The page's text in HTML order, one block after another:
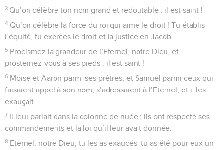
3 Qu’on célèbre ton nom grand et redoutable : il est saint !
4 Qu’on célèbre la force du roi qui aime le droit ! Tu établis
l’équité, tu exerces le droit et la justice en Jacob.
5 Proclamez la grandeur de l’Eternel, notre Dieu, et
prosternez-vous à ses pieds : il est saint !
6 Moïse et Aaron parmi ses prêtres, et Samuel parmi ceux qui
faisaient appel à son nom, s’adressaient à l’Eternel, et il les
exauçait.
7 Il leur parlait dans la colonne de nuée ; ils ont respecté ses
commandements et la loi qu’il leur avait donnée.
8 Eternel, notre Dieu, tu les as exaucés, tu as été pour eux un